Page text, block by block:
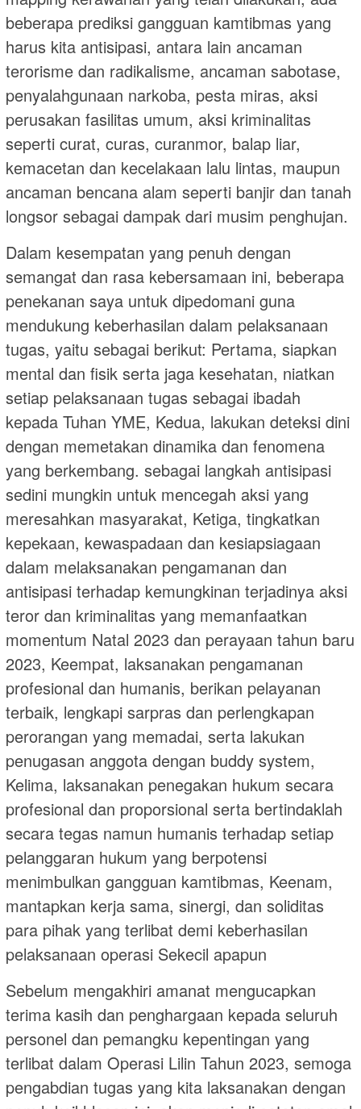
beberapa prediksi gangguan kamtibmas yang
harus kita antisipasi, antara lain ancaman
terorisme dan radikalisme, ancaman sabotase,
penyalahgunaan narkoba, pesta miras, aksi
perusakan fasilitas umum, aksi kriminalitas
seperti curat, curas, curanmor, balap liar,
kemacetan dan kecelakaan lalu lintas, maupun
ancaman bencana alam seperti banjir dan tanah
longsor sebagai dampak dari musim penghujan.
Dalam kesempatan yang penuh dengan
semangat dan rasa kebersamaan ini, beberapa
penekanan saya untuk dipedomani guna
mendukung keberhasilan dalam pelaksanaan
tugas, yaitu sebagai berikut: Pertama, siapkan
mental dan fisik serta jaga kesehatan, niatkan
setiap pelaksanaan tugas sebagai ibadah
kepada Tuhan YME, Kedua, lakukan deteksi dini
dengan memetakan dinamika dan fenomena
yang berkembang. sebagai langkah antisipasi
sedini mungkin untuk mencegah aksi yang
meresahkan masyarakat, Ketiga, tingkatkan
kepekaan, kewaspadaan dan kesiapsiagaan
dalam melaksanakan pengamanan dan
antisipasi terhadap kemungkinan terjadinya aksi
teror dan kriminalitas yang memanfaatkan
momentum Natal 2023 dan perayaan tahun baru
2023, Keempat, laksanakan pengamanan
profesional dan humanis, berikan pelayanan
terbaik, lengkapi sarpras dan perlengkapan
perorangan yang memadai, serta lakukan
penugasan anggota dengan buddy system,
Kelima, laksanakan penegakan hukum secara
profesional dan proporsional serta bertindaklah
secara tegas namun humanis terhadap setiap
pelanggaran hukum yang berpotensi
menimbulkan gangguan kamtibmas, Keenam,
mantapkan kerja sama, sinergi, dan soliditas
para pihak yang terlibat demi keberhasilan
pelaksanaan operasi Sekecil apapun
Sebelum mengakhiri amanat mengucapkan
terima kasih dan penghargaan kepada seluruh
personel dan pemangku kepentingan yang
terlibat dalam Operasi Lilin Tahun 2023, semoga
pengabdian tugas yang kita laksanakan dengan